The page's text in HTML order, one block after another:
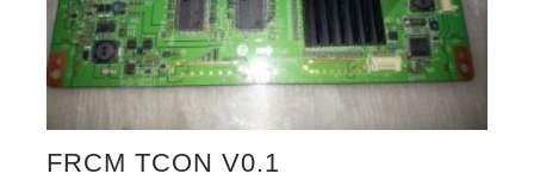
FRCM TCON V0.1